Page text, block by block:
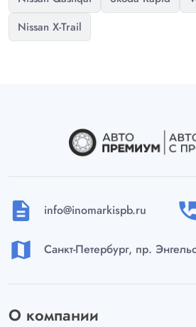
Nissan X-Trail
description info@inomarkispb.ru
map Санкт-Петербург, пр.
О компании